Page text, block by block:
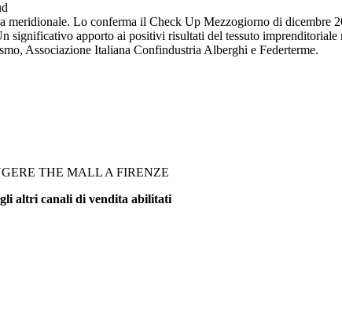
meridionale. Lo conferma il Check Up Mezzogiorno di dicembre
significativo apporto ai positivi risultati del tessuto
Associazione Italiana Confindustria Alberghi e Federterme.
THE MALL A FIRENZE
altri canali di vendita abilitati